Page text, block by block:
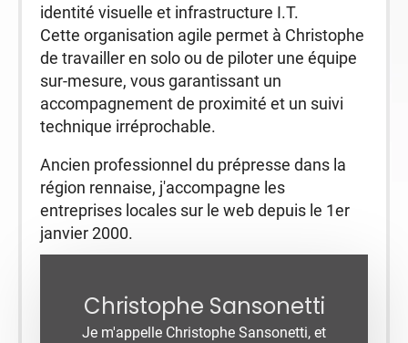
identité visuelle et infrastructure I.T.
Cette organisation agile permet à Christophe
de travailler en solo ou de piloter une équipe
sur-mesure, vous garantissant un
accompagnement de proximité et un suivi
technique irréprochable.
Ancien professionnel du prépresse dans la
région rennaise, j'accompagne les
entreprises locales sur le web depuis le 1er
janvier 2000.
Christophe Sansonetti
Je m'appelle Christophe Sansonetti, et